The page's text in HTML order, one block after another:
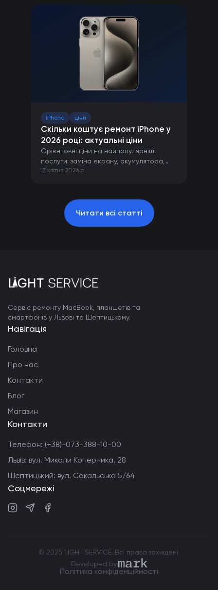
iPhone ціни
Скільки коштує ремонт iPhone у
2026 році: актуальні ціни
Орієнтовні ціни на найпопулярніші
послуги: заміна екрану, акумулятора,
камери та інших компонентів iPhone.
17 квітня 2026 р.
Читати всі статті
Сервіс ремонту MacBook, планшетів та
смартфонів у Львові та Шептицькому.
Навігація
Головна
Про нас
Контакти
Блог
Магазин
Контакти
Телефон: (+38)-073-388-10-00
Львів: вул. Миколи Коперника, 28
Шептицький: вул. Сокальська 5/64
Соцмережі
© 2025 LIGHT SERVICE. Всі права захищені.
Developed by:markdev.agency
Політика конфіденційності